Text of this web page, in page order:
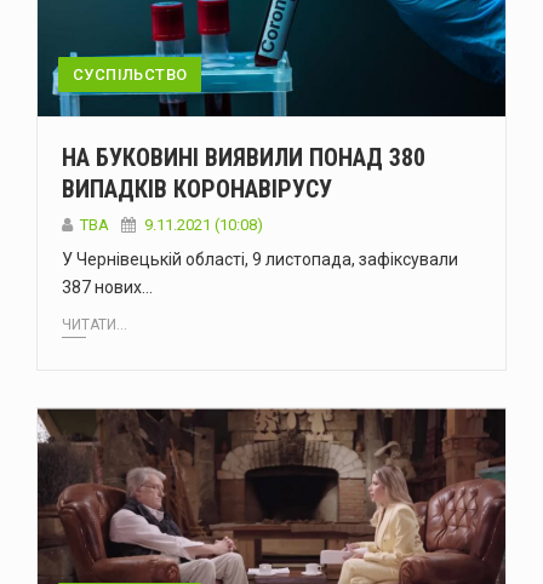
СУСПІЛЬСТВО
НА БУКОВИНІ ВИЯВИЛИ ПОНАД 380
ВИПАДКІВ КОРОНАВІРУСУ
ТВА 9.11.2021 (10:08)
У Чернівецькій області, 9 листопада, зафіксували
387 нових…
ЧИТАТИ...